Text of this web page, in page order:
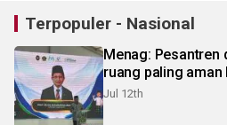
Terpopuler - Nasional
Menag: Pesantren
ruang paling aman
Jul 12th